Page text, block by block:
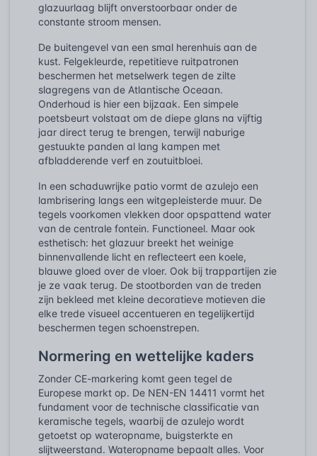
glazuurlaag blijft onverstoorbaar onder de
constante stroom mensen.
De buitengevel van een smal herenhuis aan de
kust. Felgekleurde, repetitieve ruitpatronen
beschermen het metselwerk tegen de zilte
slagregens van de Atlantische Oceaan.
Onderhoud is hier een bijzaak. Een simpele
poetsbeurt volstaat om de diepe glans na vijftig
jaar direct terug te brengen, terwijl naburige
gestuukte panden al lang kampen met
afbladderende verf en zoutuitbloei.
In een schaduwrijke patio vormt de azulejo een
lambrisering langs een witgepleisterde muur. De
tegels voorkomen vlekken door opspattend water
van de centrale fontein. Functioneel. Maar ook
esthetisch: het glazuur breekt het weinige
binnenvallende licht en reflecteert een koele,
blauwe gloed over de vloer. Ook bij trappartijen zie
je ze vaak terug. De stootborden van de treden
zijn bekleed met kleine decoratieve motieven die
elke trede visueel accentueren en tegelijkertijd
beschermen tegen schoenstrepen.
Normering en wettelijke kaders
Zonder CE-markering komt geen tegel de
Europese markt op. De NEN-EN 14411 vormt het
fundament voor de technische classificatie van
keramische tegels, waarbij de azulejo wordt
getoetst op wateropname, buigsterkte en
slijtweerstand. Wateropname bepaalt alles. Voor